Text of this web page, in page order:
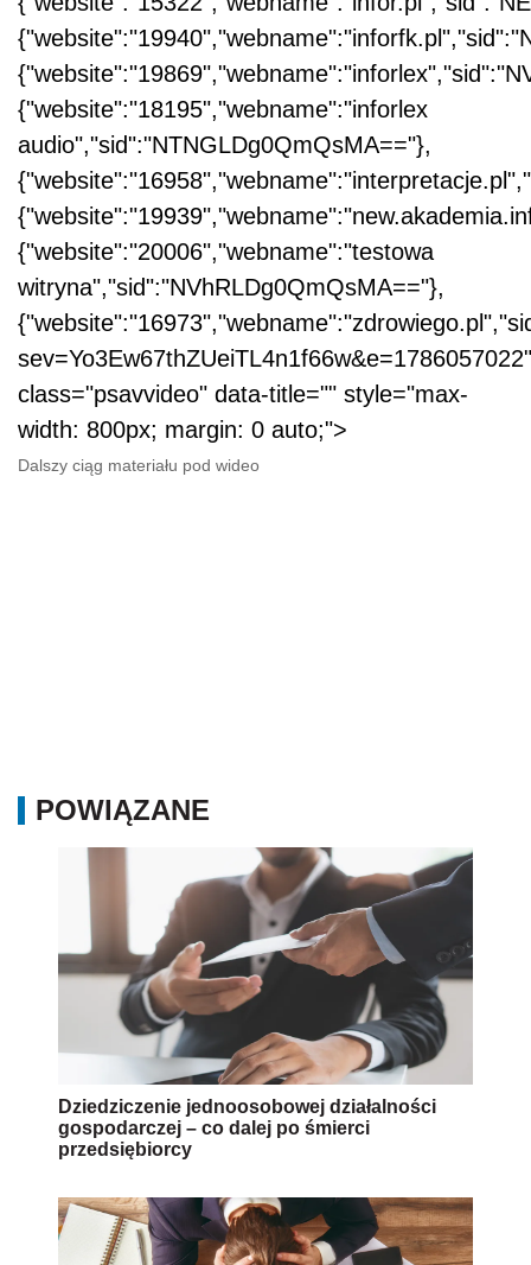
{"website":"18195","webname":"inforlex
audio","sid":"NTNGLDg0QmQsMA=="},
{"website":"20006","webname":"testowa
witryna","sid":"NVhRLDg0QmQsMA=="},
class="psavvideo" data-title="" style="max-
width: 800px; margin: 0 auto;">
Dalszy ciąg materiału pod wideo
POWIĄZANE
Dziedziczenie jednoosobowej działalności
gospodarczej – co dalej po śmierci
przedsiębiorcy